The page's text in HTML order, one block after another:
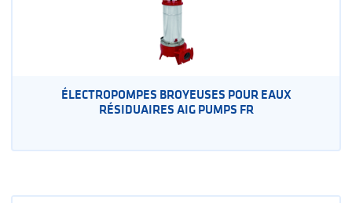
ÉLECTROPOMPES BROYEUSES POUR EAUX
RÉSIDUAIRES AIG PUMPS FR